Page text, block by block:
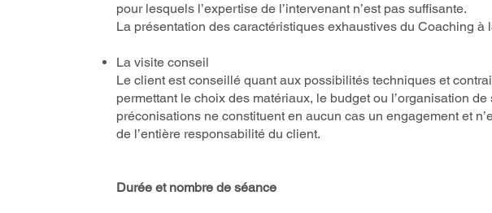
pour lesquels l’expertise de l’intervenant n’est pas suffisante.
La présentation des caractéristiques exhaustives du Coaching à
La visite conseil
Le client est conseillé quant aux possibilités techniques et
permettant le choix des matériaux, le budget ou l’organisation
préconisations ne constituent en aucun cas un engagement et
de l’entière responsabilité du client.
Durée et nombre de séance